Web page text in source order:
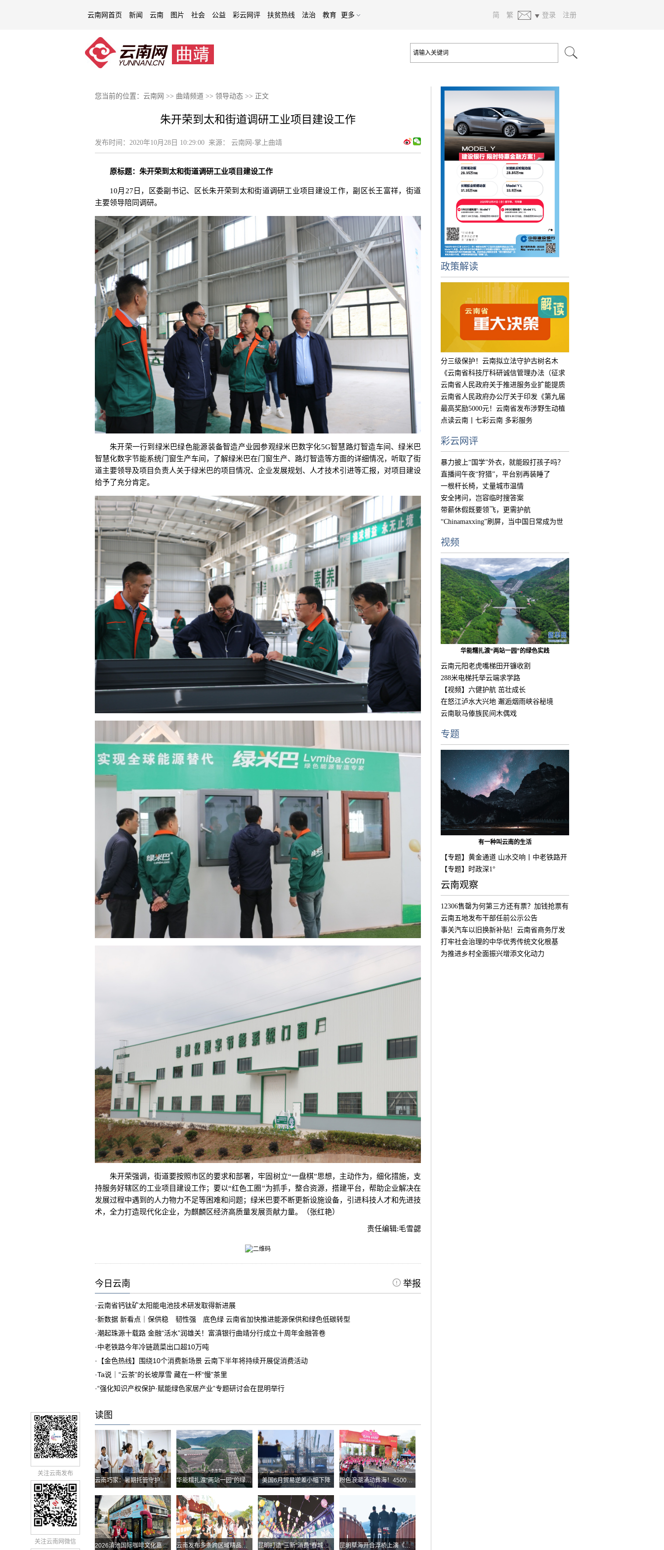
云南网首页 新闻 云南 图片 社会 公益 彩云网评 扶贫热线 法治 教育 更多 简 繁 登录 注册
您当前的位置： 云南网 >> 曲靖频道 >> 领导动态 >> 正文
朱开荣到太和街道调研工业项目建设工作
发布时间： 2020年10月28日 10:29:00 来源： 云南网-掌上曲靖
原标题：朱开荣到太和街道调研工业项目建设工作
10月27日，区委副书记、区长朱开荣到太和街道调研工业项目建设工作，副区长王富祥，街道
主要领导陪同调研。
朱开荣一行到绿米巴绿色能源装备智造产业园参观绿米巴数字化5G智慧路灯智造车间、绿米巴
智慧化数字节能系统门窗生产车间，了解绿米巴在门窗生产、路灯智造等方面的详细情况，听取了街
道主要领导及项目负责人关于绿米巴的项目情况、企业发展规划、人才技术引进等汇报，对项目建设
给予了充分肯定。
朱开荣强调，街道要按照市区的要求和部署，牢固树立“一盘棋”思想，主动作为，细化措施，支
持服务好辖区的工业项目建设工作；要以“红色工圈”为抓手，整合资源，搭建平台，帮助企业解决在
发展过程中遇到的人力物力不足等困难和问题；绿米巴要不断更新设施设备，引进科技人才和先进技
术，全力打造现代化企业，为麒麟区经济高质量发展贡献力量。（张红艳）
责任编辑:毛雪勰
今日云南 举报
·云南省钙钛矿太阳能电池技术研发取得新进展
·新数据 新看点｜保供稳 韧性强 底色绿 云南省加快推进能源保供和绿色低碳转型
·潮起珠源十载路 金融“活水”润雄关！富滇银行曲靖分行成立十周年金融答卷
·中老铁路今年冷链蔬菜出口超10万吨
·
【金色热线】围绕10个消费新场景 云南下半年将持续开展促消费活动
·Ta说｜“云茶”的长坡厚雪 藏在一杯“慢”茶里
·“强化知识产权保护·赋能绿色家居产业”专题研讨会在昆明举行
读图
云南巧家：暑期托管守护孩子快乐假期 华能糯扎渡“两站一园”的绿色实践 美国6月贸易逆差小幅下降 粉色浪潮涌动彝海！4500余名跑者乐跑楚雄喜迎火把节
2026滇池国际咖啡文化嘉年华怎么去？最全交通攻略戳进来→ 云南发布多条跨区域精品自驾线路 昆明打造“三新”消费“春城样板” 昆明草海开合浮桥上演《目瑙纵歌》刀舞
政策解读
分三级保护！云南拟立法守护古树名木
《云南省科技厅科研诚信管理办法（征求
意见
云南省人民政府关于推进服务业扩能提质
的实
云南省人民政府办公厅关于印发《第九届
中国
最高奖励5000元！云南省发布涉野生动植
物违
点读云南丨七彩云南 多彩服务
彩云网评
暴力披上“国学”外衣，就能殴打孩子吗？
直播间午夜“狩猎”，平台别再装睡了
一根杆长椅，丈量城市温情
安全拷问，岂容临时搜答案
带薪休假既要领飞，更需护航
“Chinamaxxing”刷屏，当中国日常成为世
视频
华能糯扎渡“两站一园”的绿色实践
云南元阳老虎嘴梯田开镰收割
288米电梯托举云端求学路
【视频】六健护航 茁壮成长
在怒江泸水大兴地 邂逅烟雨峡谷秘境
云南耿马傣族民间木偶戏
专题
有一种叫云南的生活
【专题】黄金通道 山水交响丨中老铁路开
通
【专题】时政深1°
云南观察
12306售罄为何第三方还有票？加钱抢票有
用
云南五地发布干部任前公示公告
事关汽车以旧换新补贴！云南省商务厅发
布公
打牢社会治理的中华优秀传统文化根基
为推进乡村全面振兴增添文化动力
关注云南发布
关注云南网微信